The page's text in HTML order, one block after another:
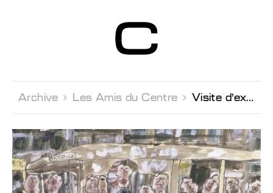
Contemporain
Genève
Archive  Les Amis du Centre  Visite d'exposition Musée d'Ethnographie de Genève